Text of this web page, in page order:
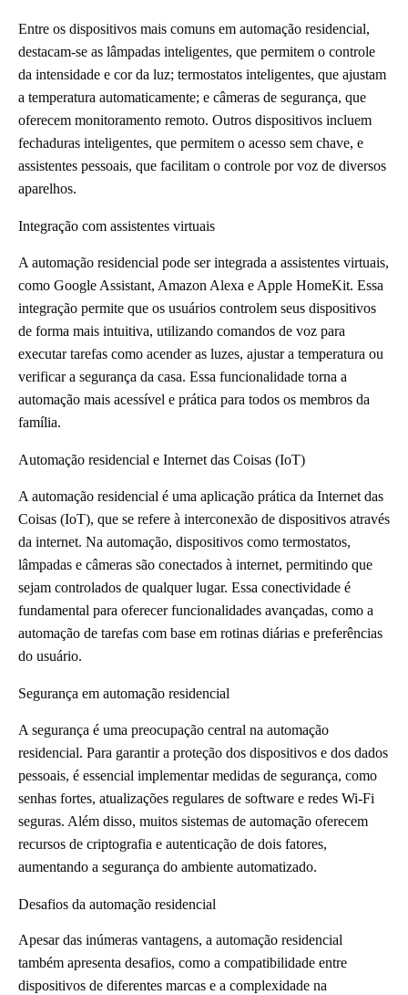
Entre os dispositivos mais comuns em automação residencial,
destacam-se as lâmpadas inteligentes, que permitem o controle
da intensidade e cor da luz; termostatos inteligentes, que ajustam
a temperatura automaticamente; e câmeras de segurança, que
oferecem monitoramento remoto. Outros dispositivos incluem
fechaduras inteligentes, que permitem o acesso sem chave, e
assistentes pessoais, que facilitam o controle por voz de diversos
aparelhos.
Integração com assistentes virtuais
A automação residencial pode ser integrada a assistentes virtuais,
como Google Assistant, Amazon Alexa e Apple HomeKit. Essa
integração permite que os usuários controlem seus dispositivos
de forma mais intuitiva, utilizando comandos de voz para
executar tarefas como acender as luzes, ajustar a temperatura ou
verificar a segurança da casa. Essa funcionalidade torna a
automação mais acessível e prática para todos os membros da
família.
Automação residencial e Internet das Coisas (IoT)
A automação residencial é uma aplicação prática da Internet das
Coisas (IoT), que se refere à interconexão de dispositivos através
da internet. Na automação, dispositivos como termostatos,
lâmpadas e câmeras são conectados à internet, permitindo que
sejam controlados de qualquer lugar. Essa conectividade é
fundamental para oferecer funcionalidades avançadas, como a
automação de tarefas com base em rotinas diárias e preferências
do usuário.
Segurança em automação residencial
A segurança é uma preocupação central na automação
residencial. Para garantir a proteção dos dispositivos e dos dados
pessoais, é essencial implementar medidas de segurança, como
senhas fortes, atualizações regulares de software e redes Wi-Fi
seguras. Além disso, muitos sistemas de automação oferecem
recursos de criptografia e autenticação de dois fatores,
aumentando a segurança do ambiente automatizado.
Desafios da automação residencial
Apesar das inúmeras vantagens, a automação residencial
também apresenta desafios, como a compatibilidade entre
dispositivos de diferentes marcas e a complexidade na